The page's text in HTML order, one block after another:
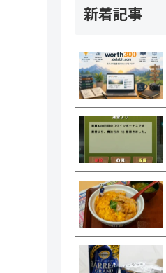
新着記事